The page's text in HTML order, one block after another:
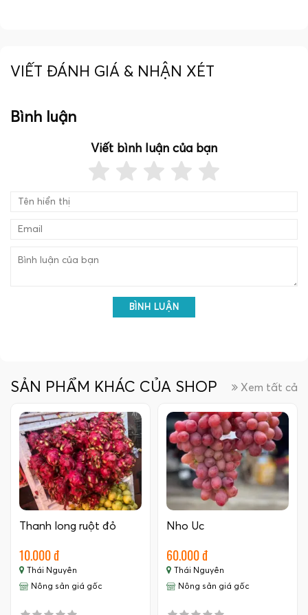
VIẾT ĐÁNH GIÁ & NHẬN XÉT
Bình luận
Viết bình luận của bạn
BÌNH LUẬN
SẢN PHẨM KHÁC CỦA SHOP Xem tất cả
Thanh long ruột đỏ
10.000 đ
Thái Nguyên
Nông sản giá gốc
Nho Úc
60.000 đ
Thái Nguyên
Nông sản giá gốc